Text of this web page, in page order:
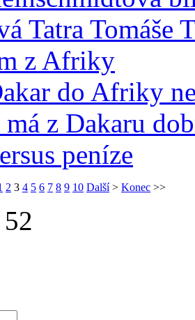
Tatra Tomáše
z Afriky
do Afriky
z Dakaru
peníze
2 3 4 5 6 7 8 9 10 Další> Konec >>